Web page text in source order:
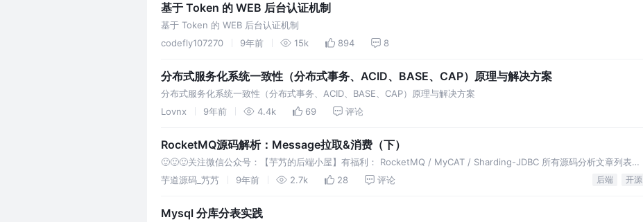
基于 Token 的 WEB 后台认证机制
基于 Token 的 WEB 后台认证机制
codefly107270
9年前 15k 894 8
分布式服务化系统一致性（分布式事务、ACID、BASE、CAP）原理与解决方案
分布式服务化系统一致性（分布式事务、ACID、BASE、CAP）原理与解决方案
Lovnx
9年前 4.4k 69 评论
RocketMQ源码解析：Message拉取&消费（下）
🙂🙂🙂关注微信公众号：【芋艿的后端小屋】有福利： RocketMQ / MyCAT / Sharding-JDBC 所有源码分析文章列表
RocketMQ / MyCAT / Sharding-JDBC 中文注释源码 GitHub 地址 您对于源码的疑问每条留言都将得到认…
芋道源码_艿艿 9年前 2.7k 28 评论 后端 开源
Mysql 分库分表实践